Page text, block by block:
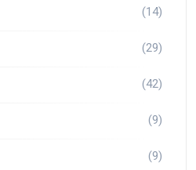
(14)
(29)
(42)
(9)
(9)